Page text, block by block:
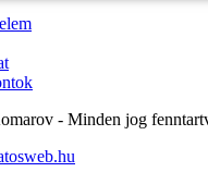
- Minden jog